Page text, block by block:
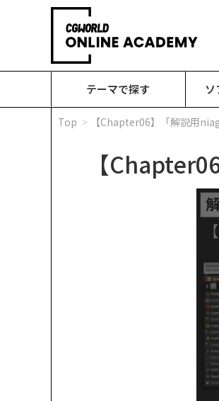
テーマで探す ソ
Top 【Chapter06】「解説用
【